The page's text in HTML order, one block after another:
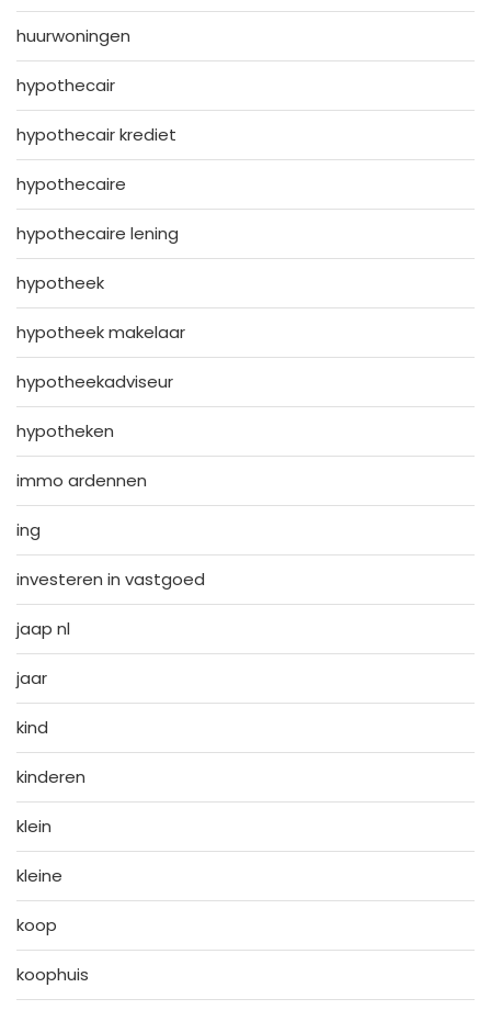
huurwoningen
hypothecair
hypothecair krediet
hypothecaire
hypothecaire lening
hypotheek
hypotheek makelaar
hypotheekadviseur
hypotheken
immo ardennen
ing
investeren in vastgoed
jaap nl
jaar
kind
kinderen
klein
kleine
koop
koophuis